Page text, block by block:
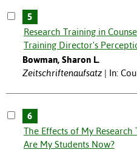
5
Research Training in
Training Director's
Bowman, Sharon L.
Zeitschriftenaufsatz
In:
6
The Effects of My
Are My Students Now?